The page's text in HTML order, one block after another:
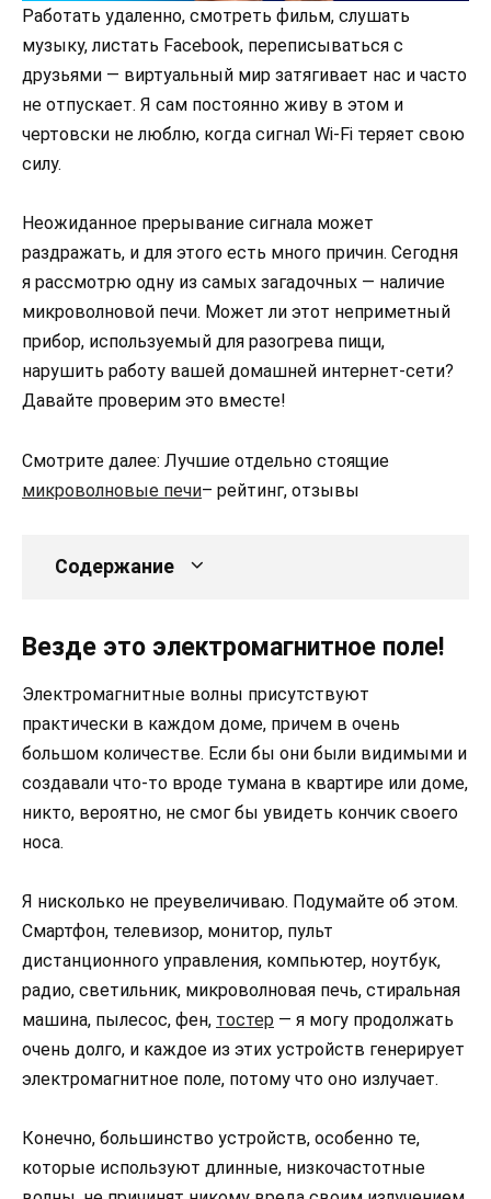
Работать удаленно, смотреть фильм, слушать
музыку, листать Facebook, переписываться с
друзьями — виртуальный мир затягивает нас и часто
не отпускает. Я сам постоянно живу в этом и
чертовски не люблю, когда сигнал Wi-Fi теряет свою
силу.
Неожиданное прерывание сигнала может
раздражать, и для этого есть много причин. Сегодня
я рассмотрю одну из самых загадочных — наличие
микроволновой печи. Может ли этот неприметный
прибор, используемый для разогрева пищи,
нарушить работу вашей домашней интернет-сети?
Давайте проверим это вместе!
Смотрите далее: Лучшие отдельно стоящие
микроволновые печи– рейтинг, отзывы
Содержание
Везде это электромагнитное поле!
Электромагнитные волны присутствуют
практически в каждом доме, причем в очень
большом количестве. Если бы они были видимыми и
создавали что-то вроде тумана в квартире или доме,
никто, вероятно, не смог бы увидеть кончик своего
носа.
Я нисколько не преувеличиваю. Подумайте об этом.
Смартфон, телевизор, монитор, пульт
дистанционного управления, компьютер, ноутбук,
радио, светильник, микроволновая печь, стиральная
машина, пылесос, фен, тостер — я могу продолжать
очень долго, и каждое из этих устройств генерирует
электромагнитное поле, потому что оно излучает.
Конечно, большинство устройств, особенно те,
которые используют длинные, низкочастотные